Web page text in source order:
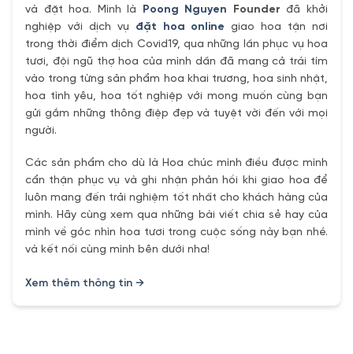
và đặt hoa. Mình là Poong Nguyen Founder đã khởi
nghiệp với dịch vụ đặt hoa online giao hoa tận nơi
trong thời điểm dịch Covid19, qua những lần phục vụ hoa
tươi, đội ngũ thợ hoa của mình dần đã mang cả trái tím
vào trong từng sản phẩm hoa khai trương, hoa sinh nhật,
hoa tình yêu, hoa tốt nghiệp với mong muốn cùng bạn
gửi gắm những thông điệp đẹp và tuyệt vời đến với mọi
người.
Các sản phẩm cho dù là Hoa chúc mình điều được mình
cẩn thận phục vụ và ghi nhận phản hồi khi giao hoa để
luôn mang đến trải nghiệm tốt nhất cho khách hàng của
mình. Hãy cùng xem qua những bài viết chia sẻ hay của
mình về góc nhìn hoa tươi trong cuộc sống này bạn nhé.
và kết nối cùng mình bên dưới nha!
Xem thêm thông tin →